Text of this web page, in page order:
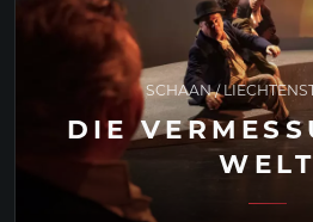
WROCLAW /